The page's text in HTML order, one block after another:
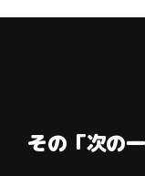
その「次の